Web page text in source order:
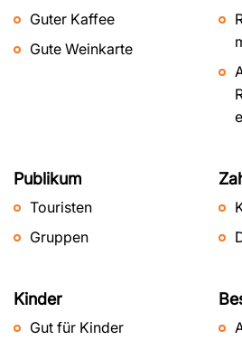
Guter Kaffee
Gute Weinkarte
Publikum
Touristen
Gruppen
Kinder
Gut für Kinder